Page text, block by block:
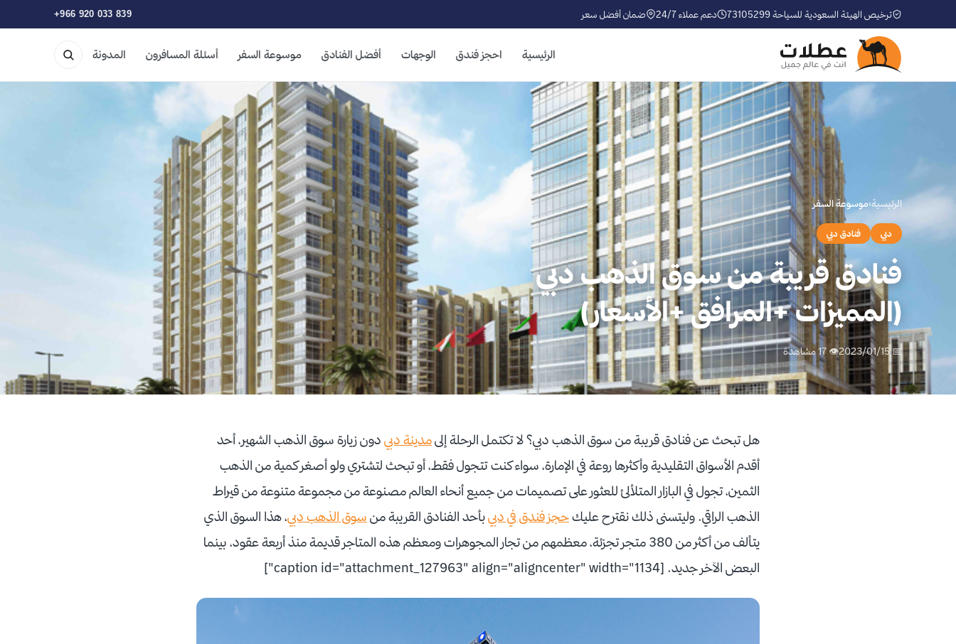
ترخيص الهيئة السعودية للسياحة 73105299 دعم عملاء 24/7 ضمان أفضل سعر +966 920 033 839
الرئيسية احجز فندق الوجهات أفضل الفنادق موسوعة السفر أسئلة المسافرون المدونة
الرئيسية›موسوعة السفر
دبي فنادق دبي
فنادق قريبة من سوق الذهب دبي
(المميزات +المرافق +الأسعار)
📅 2023/01/15 👁 17 مشاهدة
هل تبحث عن فنادق قريبة من سوق الذهب دبي؟ لا تكتمل الرحلة إلىمدينة دبي دون زيارة سوق الذهب الشهير، أحد
أقدم الأسواق التقليدية وأكثرها روعة في الإمارة، سواء كنت تتجول فقط، أو تبحث لتشتري ولو أصغر كمية من الذهب
الثمين، تجول في البازار المتلألئ للعثور على تصميمات من جميع أنحاء العالم مصنوعة من مجموعة متنوعة من قيراط
الذهب الراقي. وليتسنى ذلك نقترح عليكحجز فندق في دبيبأحد الفنادق القريبة من سوق الذهب دبي، هذا السوق الذي
يتألف من أكثر من 380 متجر تجزئة، معظمهم من تجار المجوهرات ومعظم هذه المتاجر قديمة منذ أربعة عقود، بينما
البعض الآخر جديد. [caption id="attachment_127963" align="aligncenter" width="1134"]